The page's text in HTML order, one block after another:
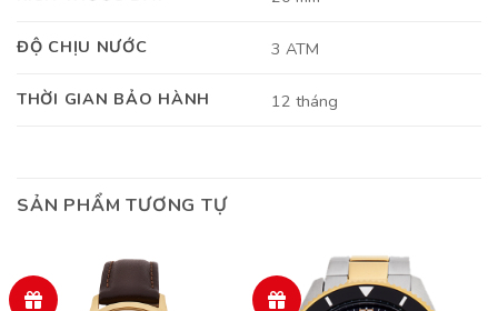
ĐỘ CHỊU NƯỚC 3 ATM
THỜI GIAN BẢO HÀNH 12 tháng
SẢN PHẨM TƯƠNG TỰ